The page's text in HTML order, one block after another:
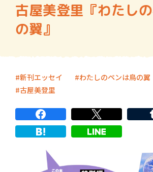
古屋美登里『わたし
の翼』
新刊エッセイ
わたしのペンは鳥の翼
古屋美登里